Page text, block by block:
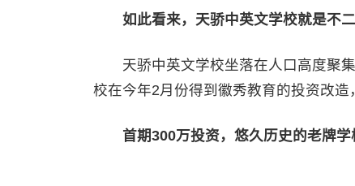
如此看来，天骄中英文学校就是不二
天骄中英文学校坐落在人口高度聚集
校在今年2月份得到徽秀教育的投资改造
首期300万投资，悠久历史的老牌